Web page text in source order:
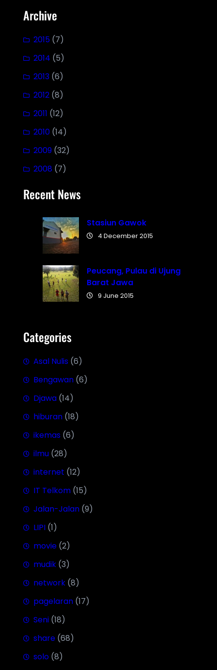
Archive
2015 (7)
2014 (5)
2013 (6)
2012 (8)
2011 (12)
2010 (14)
2009 (32)
2008 (7)
Recent News
Stasiun Gawok
4 December 2015
Peucang, Pulau di Ujung
Barat Jawa
9 June 2015
Categories
Asal Nulis (6)
Bengawan (6)
Djawa (14)
hiburan (18)
ikemas (6)
ilmu (28)
internet (12)
IT Telkom (15)
Jalan-Jalan (9)
LIPI (1)
movie (2)
mudik (3)
network (8)
pagelaran (17)
Seni (18)
share (68)
solo (8)